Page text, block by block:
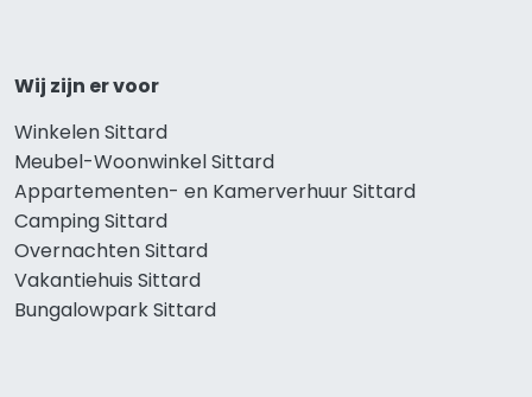
Wij zijn er voor
Winkelen Sittard
Meubel-Woonwinkel Sittard
Appartementen- en Kamerverhuur Sittard
Camping Sittard
Overnachten Sittard
Vakantiehuis Sittard
Bungalowpark Sittard